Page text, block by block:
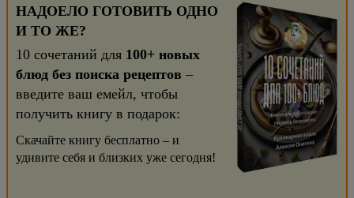
НАДОЕЛО ГОТОВИТЬ ОДНО
И ТО ЖЕ?
10 сочетаний для 100+ новых
блюд без поиска рецептов –
введите ваш емейл, чтобы
получить книгу в подарок:
Скачайте книгу бесплатно – и
удивите себя и близких уже сегодня!